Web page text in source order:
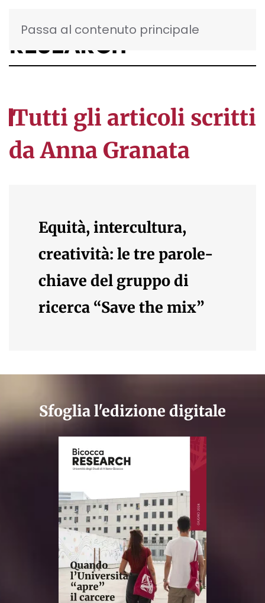
Passa al contenuto principale
Tutti gli articoli scritti
da Anna Granata
Equità, intercultura,
creatività: le tre parole-
chiave del gruppo di
ricerca “Save the mix”
Sfoglia l'edizione digitale